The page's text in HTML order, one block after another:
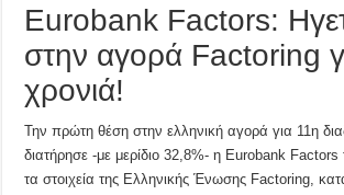
Eurobank Factors:
στην αγορά Factoring
χρονιά!
Την πρώτη θέση στην ελληνική αγορά για 11η
διατήρησε -με μερίδιο 32,8%- η Eurobank
τα στοιχεία της Ελληνικής Ένωσης Factoring,